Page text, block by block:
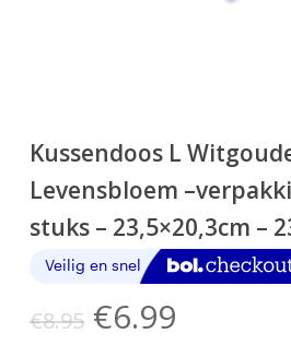
Kussendoos L
Levensbloem
stuks – 23,5×20,3cm –
€8.95 €6.99Huidige